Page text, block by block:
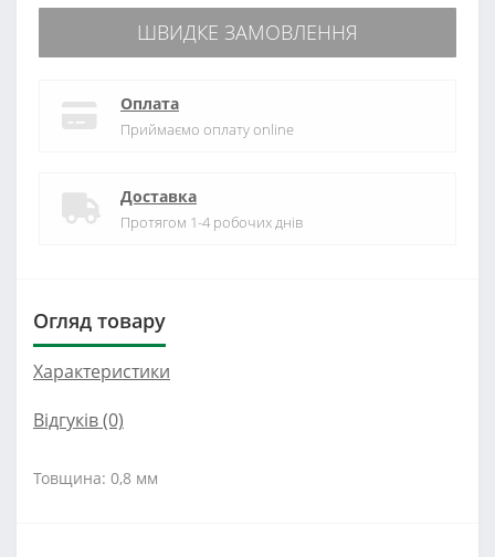
ШВИДКЕ ЗАМОВЛЕННЯ
Оплата
Приймаємо оплату online
Доставка
Протягом 1-4 робочих днів
Огляд товару
Характеристики
Відгуків (0)
Товщина: 0,8 мм